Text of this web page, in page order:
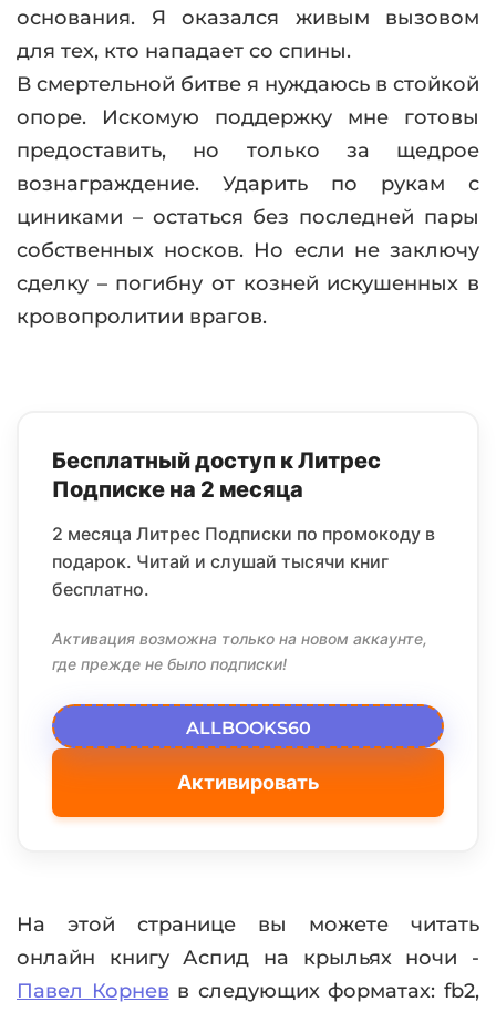
основания. Я оказался живым вызовом
для тех, кто нападает со спины.
В смертельной битве я нуждаюсь в стойкой
опоре. Искомую поддержку мне готовы
предоставить, но только за щедрое
вознаграждение. Ударить по рукам с
циниками – остаться без последней пары
собственных носков. Но если не заключу
сделку – погибну от козней искушенных в
кровопролитии врагов.
Бесплатный доступ к Литрес
Подписке на 2 месяца
2 месяца Литрес Подписки по промокоду в
подарок. Читай и слушай тысячи книг
бесплатно.
Активация возможна только на новом аккаунте,
где прежде не было подписки!
ALLBOOKS60
Активировать
На этой странице вы можете читать
онлайн книгу Аспид на крыльях ночи -
Павел Корнев в следующих форматах: fb2,